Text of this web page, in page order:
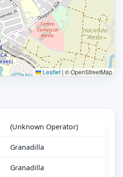
Leaflet| © OpenStreetMap
(Unknown Operator)
Granadilla
Granadilla